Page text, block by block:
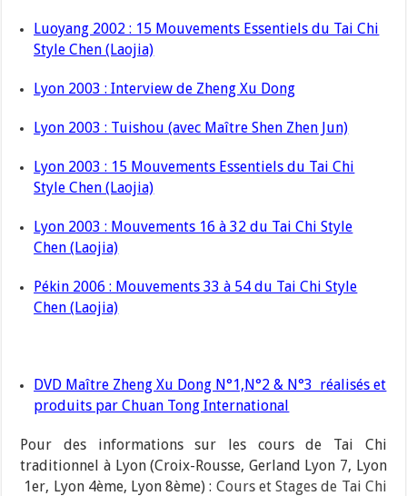
Luoyang 2002 : 15 Mouvements Essentiels du Tai Chi
Style Chen (Laojia)
Lyon 2003 : Interview de Zheng Xu Dong
Lyon 2003 : Tuishou (avec Maître Shen Zhen Jun)
Lyon 2003 : 15 Mouvements Essentiels du Tai Chi
Style Chen (Laojia)
Lyon 2003 : Mouvements 16 à 32 du Tai Chi Style
Chen (Laojia)
Pékin 2006 : Mouvements 33 à 54 du Tai Chi Style
Chen (Laojia)
DVD Maître Zheng Xu Dong N°1,N°2 & N°3 réalisés et
produits par Chuan Tong International
Pour des informations sur les cours de Tai Chi
traditionnel à Lyon (Croix-Rousse, Gerland Lyon 7, Lyon
1er, Lyon 4ème, Lyon 8ème) : Cours et Stages de Tai Chi